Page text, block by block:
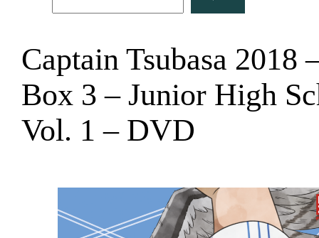
e
Captain Tsubasa 2018
Box 3 – Junior High
Vol. 1 – DVD